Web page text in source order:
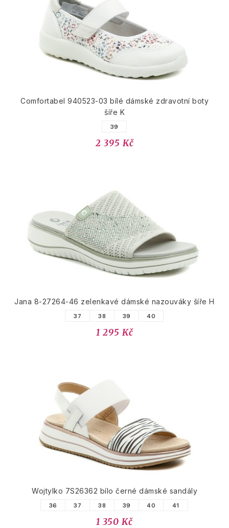
Comfortabel 940523-03 bílé dámské zdravotní boty
šíře K
39
2 395 Kč
Jana 8-27264-46 zelenkavé dámské nazouváky šíře H
37 38 39 40
1 295 Kč
Wojtylko 7S26362 bílo černé dámské sandály
36 37 38 39 40 41
1 350 Kč